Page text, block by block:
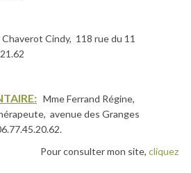
Chaverot Cindy, 118 rue du 11
Mme Ferrand Régine,
avenue des Granges
mon site, cliquez